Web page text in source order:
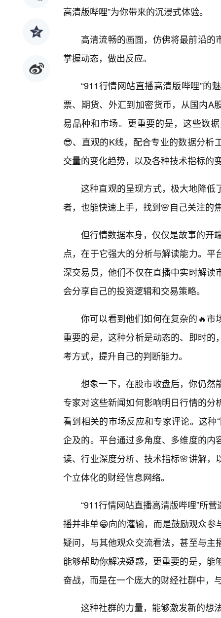
高清版哔哩”为你带来的沉浸式体验。
高清流畅的画面，仿佛将最前沿
掌握动态，做出反应。
“911行情网站直播高清版哔哩”的
票、期货、外汇到加密货币，从国内A
易品种和市场。更重要的是，这些数
😎、直观的K线，配合专业的数据分析
交量的变化趋势，以及各种技术指标的
这种直观的呈现方式，极大地降低
者，也能快速上手，找到🌸自己关注的
但行情数据本身，仅仅是故事的开
点，在于它强大的分析与解读能力。
深交易员，他们不仅在直播中实时解
会分享自己的投资逻辑和交易策略。
你可以看到他们如何在复杂的🔥市
重要的是，这种分析是动态的、即时
考方式，提升自己的判断能力。
想象一下，在股市收盘后，你仍然
专家对这些新闻如何影响明日行情的
看到相关的市场反应和专家评论。这
企及的。平台通过多角度、多维度的
读、行业深度分析、技术指标🌸讲解
个立体化的财经信息网络。
“911行情网站直播高清版哔哩”所
播并非单😁向的灌输，而是鼓励观众
疑问，与其他观众交流看法，甚至与
能够帮助你解决疑惑，更重要的是，
奋战，而是在一个庞大的财经社群中，
这种社群的力量，能够激发新的想